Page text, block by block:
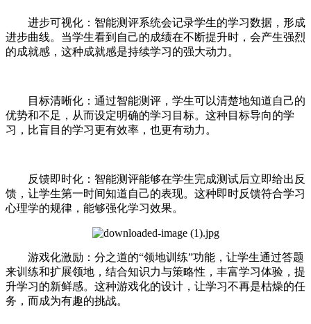
进步可视化：智能测评系统会记录学生的学习数据，形成
进步曲线。当学生看到自己的成绩在不断提升时，会产生强烈
的成就感，这种成就感是持续学习的强大动力。
目标清晰化：通过智能测评，学生可以清楚地知道自己的
优势和不足，从而设定明确的学习目标。这种目标导向的学
习，比盲目的学习更有效率，也更有动力。
反馈即时化：智能测评能够在学生完成测试后立即给出反
馈，让学生第一时间知道自己的表现。这种即时反馈符合学习
心理学的规律，能够强化学习效果。
游戏化激励：分之道的“领地训练”功能，让学生通过答题
来训练和扩展领地，结合知识力与策略性，丰富学习体验，提
升学习的新鲜感。这种游戏化的设计，让学习不再是枯燥的任
务，而成为有趣的挑战。